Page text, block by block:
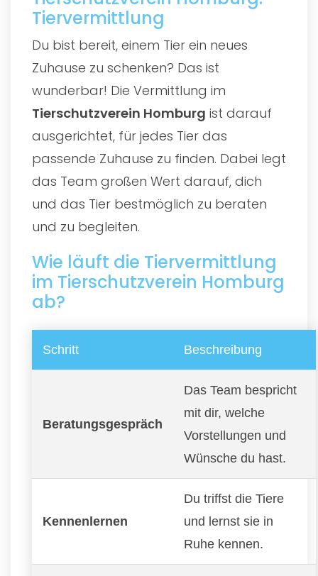
Tiervermittlung
Du bist bereit, einem Tier ein neues
Zuhause zu schenken? Das ist
wunderbar! Die Vermittlung im
Tierschutzverein Homburg ist darauf
ausgerichtet, für jedes Tier das
passende Zuhause zu finden. Dabei legt
das Team großen Wert darauf, dich
und das Tier bestmöglich zu beraten
und zu begleiten.
Wie läuft die Tiervermittlung
im Tierschutzverein Homburg
ab?
Schritt Beschreibung
Beratungsgespräch
Das Team bespricht
mit dir, welche
Vorstellungen und
Wünsche du hast.
Kennenlernen
Du triffst die Tiere
und lernst sie in
Ruhe kennen.